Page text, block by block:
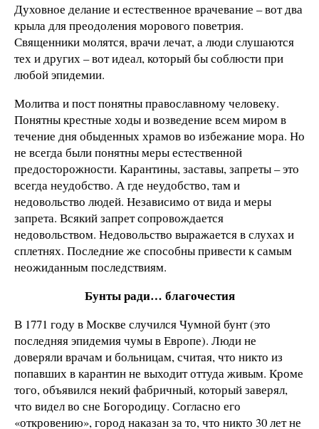
Духовное делание и естественное врачевание – вот два
крыла для преодоления морового поветрия.
Священники молятся, врачи лечат, а люди слушаются
тех и других – вот идеал, который бы соблюсти при
любой эпидемии.
Молитва и пост понятны православному человеку.
Понятны крестные ходы и возведение всем миром в
течение дня обыденных храмов во избежание мора. Но
не всегда были понятны меры естественной
предосторожности. Карантины, заставы, запреты – это
всегда неудобство. А где неудобство, там и
недовольство людей. Независимо от вида и меры
запрета. Всякий запрет сопровождается
недовольством. Недовольство выражается в слухах и
сплетнях. Последние же способны привести к самым
неожиданным последствиям.
Бунты ради… благочестия
В 1771 году в Москве случился Чумной бунт (это
последняя эпидемия чумы в Европе). Люди не
доверяли врачам и больницам, считая, что никто из
попавших в карантин не выходит оттуда живым. Кроме
того, объявился некий фабричный, который заверял,
что видел во сне Богородицу. Согласно его
«откровению», город наказан за то, что никто 30 лет не